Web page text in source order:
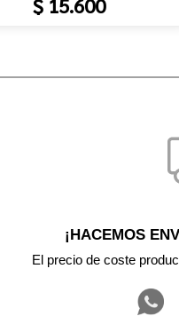
¡HACEMOS
El precio de coste